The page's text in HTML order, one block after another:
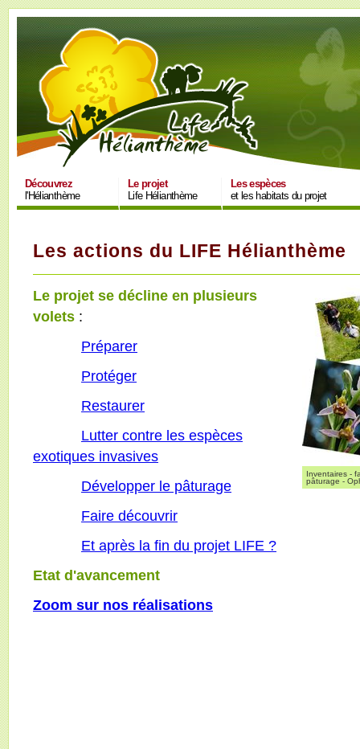
Découvrez
l'Hélianthème
Le projet
Life Hélianthème
Les espèces
et les habitats du projet
Les actions du LIFE Hélianthème
Inventaires -
pâturage -
Le projet se décline en plusieurs
volets :
Préparer
Protéger
Restaurer
Lutter contre les espèces
exotiques invasives
Développer le pâturage
Faire découvrir
Et après la fin du projet LIFE ?
Etat d'avancement
Zoom sur nos réalisations